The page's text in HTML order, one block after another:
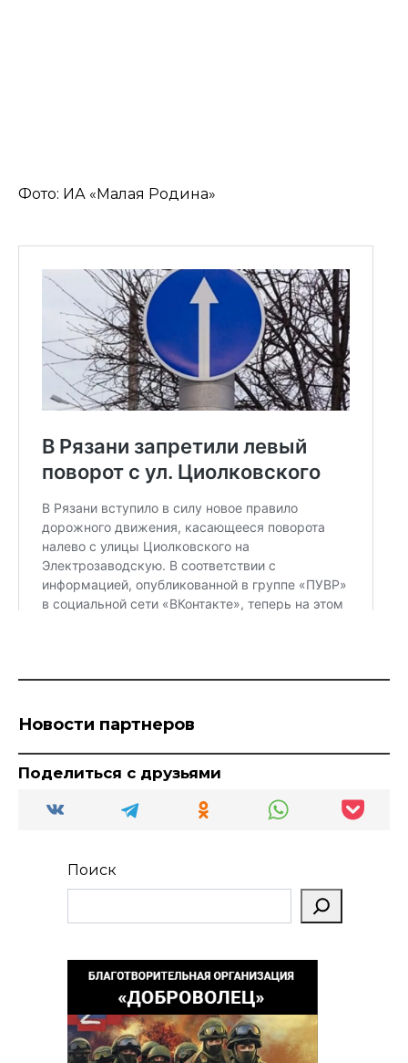
Фото: ИА «Малая Родина»
Новости партнеров
Поделиться с друзьями
Поиск